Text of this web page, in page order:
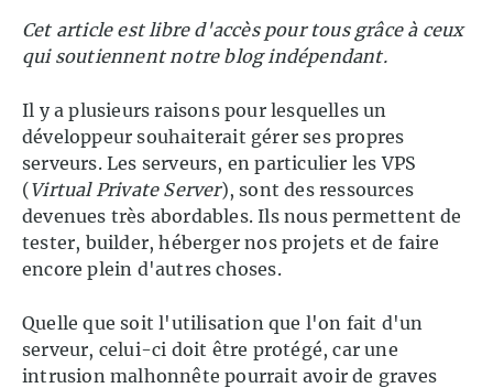
Cet article est libre d'accès pour tous grâce à ceux
qui soutiennent notre blog indépendant.
Il y a plusieurs raisons pour lesquelles un
développeur souhaiterait gérer ses propres
serveurs. Les serveurs, en particulier les VPS
(Virtual Private Server), sont des ressources
devenues très abordables. Ils nous permettent de
tester, builder, héberger nos projets et de faire
encore plein d'autres choses.
Quelle que soit l'utilisation que l'on fait d'un
serveur, celui-ci doit être protégé, car une
intrusion malhonnête pourrait avoir de graves